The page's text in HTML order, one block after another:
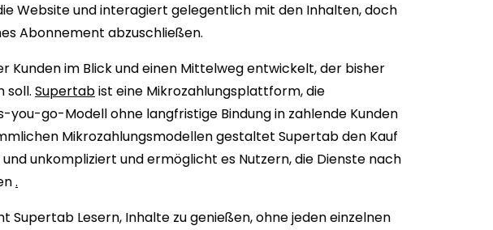
Website und interagiert gelegentlich mit den Inhalten, doch
Abonnement abzuschließen.
Kunden im Blick und einen Mittelweg entwickelt, der bisher
soll. Supertabist eine Mikrozahlungsplattform, die
go-Modell ohne langfristige Bindung in zahlende Kunden
Mikrozahlungsmodellen gestaltet Supertab den Kauf
unkompliziert und ermöglicht es Nutzern, die Dienste nach
.
Supertab Lesern, Inhalte zu genießen, ohne jeden einzelnen